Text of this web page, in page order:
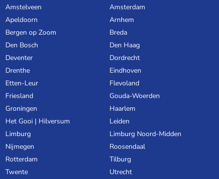
Amstelveen
Amsterdam
Apeldoorn
Arnhem
Bergen op Zoom
Breda
Den Bosch
Den Haag
Deventer
Dordrecht
Drenthe
Eindhoven
Etten-Leur
Flevoland
Friesland
Gouda-Woerden
Groningen
Haarlem
Het Gooi | Hilversum
Leiden
Limburg
Limburg Noord-Midden
Nijmegen
Roosendaal
Rotterdam
Tilburg
Twente
Utrecht